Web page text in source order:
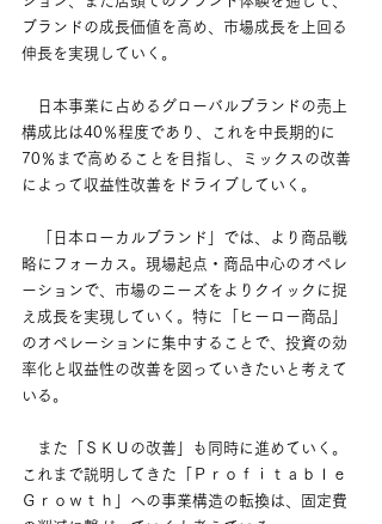
ブランドの成長価値を高め、市場成長を上回る
伸長を実現していく。
日本事業に占めるグローバルブランドの売上
構成比は40％程度であり、これを中長期的に
70％まで高めることを目指し、ミックスの改善
によって収益性改善をドライブしていく。
「日本ローカルブランド」では、より商品戦
略にフォーカス。現場起点・商品中心のオペレ
ーションで、市場のニーズをよりクイックに捉
え成長を実現していく。特に「ヒーロー商品」
のオペレーションに集中することで、投資の効
率化と収益性の改善を図っていきたいと考えて
いる。
また「ＳＫＵの改善」も同時に進めていく。
これまで説明してきた「Ｐｒｏｆｉｔａｂｌｅ
Ｇｒｏｗｔｈ」への事業構造の転換は、固定費